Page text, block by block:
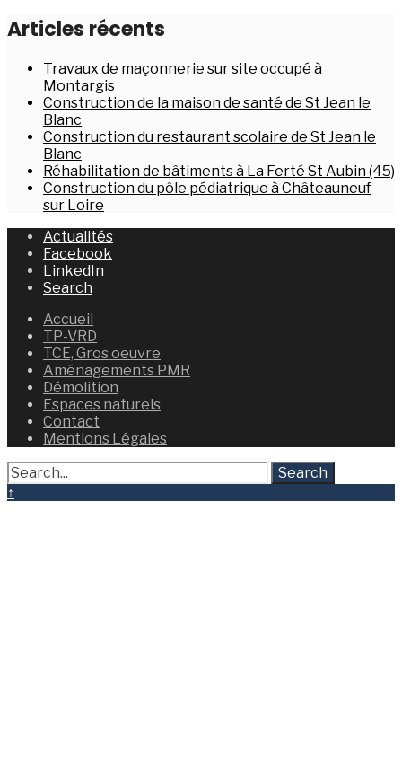
Articles récents
Travaux de maçonnerie sur site occupé à
Montargis
Construction de la maison de santé de St Jean le
Blanc
Construction du restaurant scolaire de St Jean le
Blanc
Réhabilitation de bâtiments à La Ferté St Aubin (45)
Construction du pôle pédiatrique à Châteauneuf
sur Loire
Actualités
Facebook
LinkedIn
Search
Accueil
TP-VRD
TCE, Gros oeuvre
Aménagements PMR
Démolition
Espaces naturels
Contact
Mentions Légales
Search
↑